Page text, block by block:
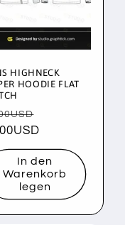
HIGHNECK
HOODIE FLAT
In den
Warenkorb
legen